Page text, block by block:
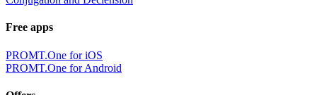
Free apps
PROMT.One for iOS
PROMT.One for Android